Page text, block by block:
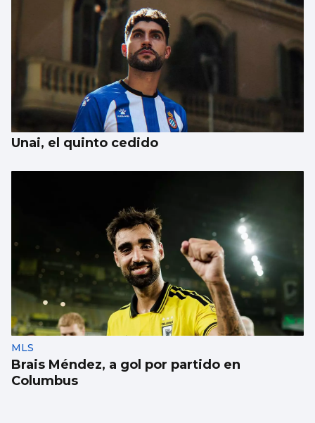
Unai, el quinto cedido
MLS
Brais Méndez, a gol por partido en
Columbus